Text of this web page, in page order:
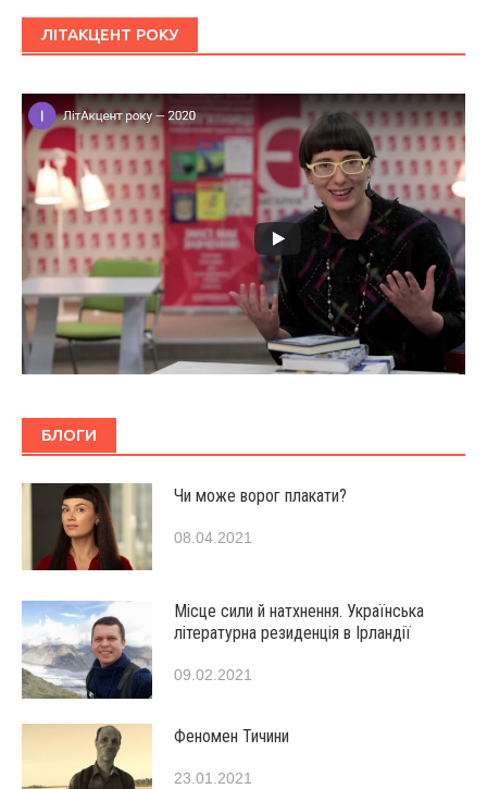
ЛІТАКЦЕНТ РОКУ
БЛОГИ
Чи може ворог плакати?
08.04.2021
Місце сили й натхнення. Українська
літературна резиденція в Ірландії
09.02.2021
Феномен Тичини
23.01.2021